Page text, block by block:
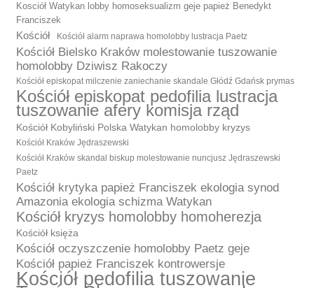
Kosciół Watykan lobby homoseksualizm geje papież Benedykt
Franciszek
Kościół Kościół alarm naprawa homolobby lustracja Paetz
Kościół Bielsko Kraków molestowanie tuszowanie
homolobby Dziwisz Rakoczy
Kościół episkopat milczenie zaniechanie skandale Głódź Gdańsk prymas
Kościół episkopat pedofilia lustracja
tuszowanie afery komisja rząd
Kościół Kobyliński Polska Watykan homolobby kryzys
Kościół Kraków Jędraszewski
Kościół Kraków skandal biskup molestowanie nuncjusz Jędraszewski
Paetz
Kościół krytyka papież Franciszek ekologia synod
Amazonia ekologia schizma Watykan
Kościół kryzys homolobby homoherezja
Kościół księża
Kościół oczyszczenie homolobby Paetz geje
Kościół papież Franciszek kontrowersje
Kościół pedofilia tuszowanie